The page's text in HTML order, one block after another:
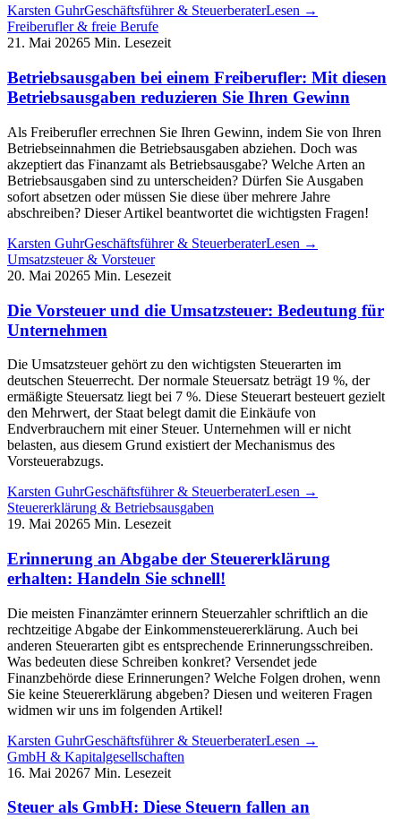
Karsten GuhrGeschäftsführer & SteuerberaterLesen →
Freiberufler & freie Berufe
21. Mai 20265 Min. Lesezeit
Betriebsausgaben bei einem Freiberufler: Mit diesen
Betriebsausgaben reduzieren Sie Ihren Gewinn
Als Freiberufler errechnen Sie Ihren Gewinn, indem Sie von Ihren
Betriebseinnahmen die Betriebsausgaben abziehen. Doch was
akzeptiert das Finanzamt als Betriebsausgabe? Welche Arten an
Betriebsausgaben sind zu unterscheiden? Dürfen Sie Ausgaben
sofort absetzen oder müssen Sie diese über mehrere Jahre
abschreiben? Dieser Artikel beantwortet die wichtigsten Fragen!
Karsten GuhrGeschäftsführer & SteuerberaterLesen →
Umsatzsteuer & Vorsteuer
20. Mai 20265 Min. Lesezeit
Die Vorsteuer und die Umsatzsteuer: Bedeutung für
Unternehmen
Die Umsatzsteuer gehört zu den wichtigsten Steuerarten im
deutschen Steuerrecht. Der normale Steuersatz beträgt 19 %, der
ermäßigte Steuersatz liegt bei 7 %. Diese Steuerart besteuert gezielt
den Mehrwert, der Staat belegt damit die Einkäufe von
Endverbrauchern mit einer Steuer. Unternehmen will er nicht
belasten, aus diesem Grund existiert der Mechanismus des
Vorsteuerabzugs.
Karsten GuhrGeschäftsführer & SteuerberaterLesen →
Steuererklärung & Betriebsausgaben
19. Mai 20265 Min. Lesezeit
Erinnerung an Abgabe der Steuererklärung
erhalten: Handeln Sie schnell!
Die meisten Finanzämter erinnern Steuerzahler schriftlich an die
rechtzeitige Abgabe der Einkommensteuererklärung. Auch bei
anderen Steuerarten gibt es entsprechende Erinnerungsschreiben.
Was bedeuten diese Schreiben konkret? Versendet jede
Finanzbehörde diese Erinnerungen? Welche Folgen drohen, wenn
Sie keine Steuererklärung abgeben? Diesen und weiteren Fragen
widmen wir uns im folgenden Artikel!
Karsten GuhrGeschäftsführer & SteuerberaterLesen →
GmbH & Kapitalgesellschaften
16. Mai 20267 Min. Lesezeit
Steuer als GmbH: Diese Steuern fallen an